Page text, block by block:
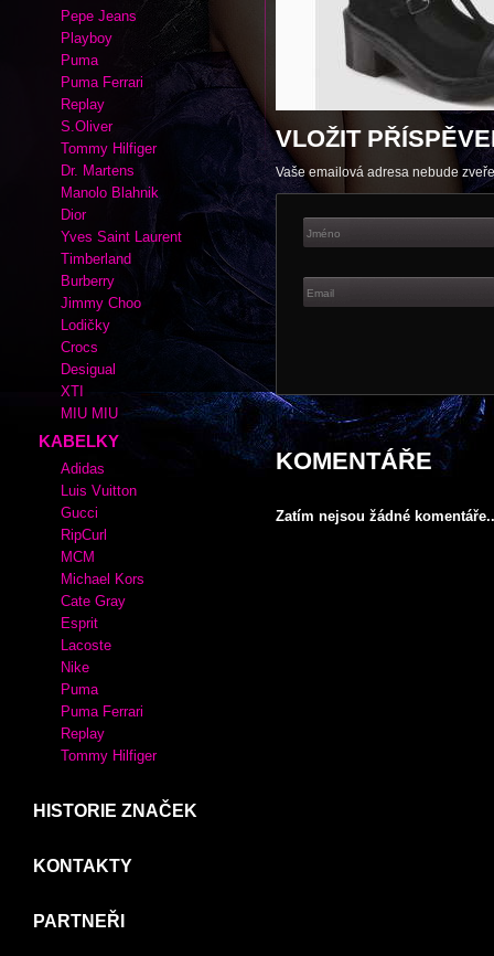
admin| Rubrika kabelek a
VLOŽIT
Adidas
Cate Gray
Converse
Esprit
Fox
Lacoste
Nike
Pepe Jeans
Playboy
Puma
Puma Ferrari
Replay
S.Oliver
Tommy Hilfiger
Dr. Martens
Manolo Blahnik
Dior
Yves Saint Laurent
Timberland
Burberry
Jimmy Choo
Lodičky
Crocs
Desigual
XTI
MIU MIU
KABELKY
Adidas
Luis Vuitton
Gucci
RipCurl
MCM
Michael Kors
Cate Gray
Lacoste
Puma Ferrari
Tommy Hilfiger